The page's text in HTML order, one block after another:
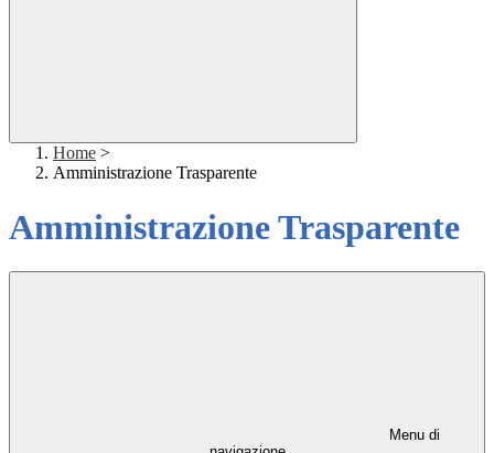
Home >
Amministrazione Trasparente
Amministrazione Trasparente
Menu di